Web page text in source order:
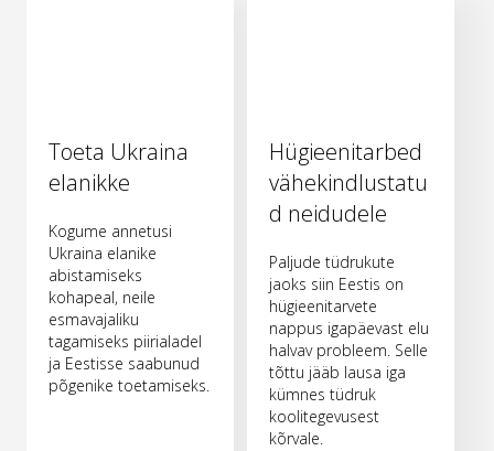
Toeta Ukraina
elanikke
Kogume annetusi
Ukraina elanike
abistamiseks
kohapeal, neile
esmavajaliku
tagamiseks piirialadel
ja Eestisse saabunud
põgenike toetamiseks.
Hügieenitarbed
vähekindlustatu
d neidudele
Paljude tüdrukute
jaoks siin Eestis on
hügieenitarvete
nappus igapäevast elu
halvav probleem. Selle
tõttu jääb lausa iga
kümnes tüdruk
koolitegevusest
kõrvale.